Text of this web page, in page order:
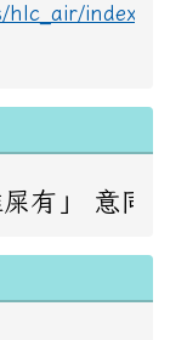
hlc_air/
屎有」 意